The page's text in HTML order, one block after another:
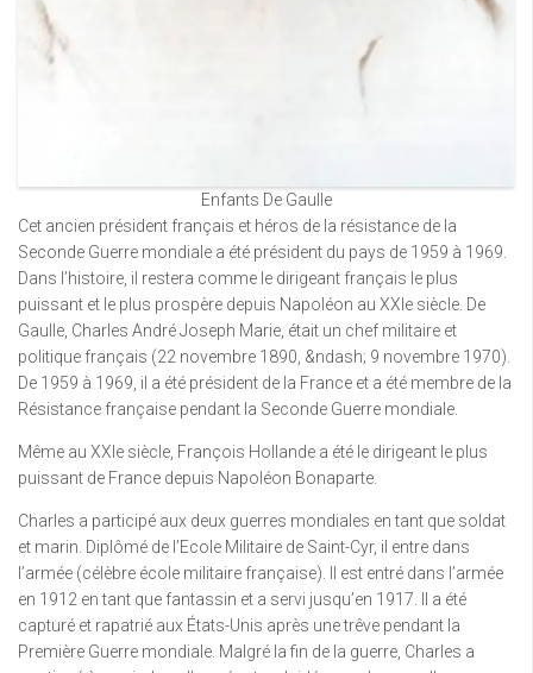
Enfants De Gaulle
Cet ancien président français et héros de la résistance de la
Seconde Guerre mondiale a été président du pays de 1959 à 1969.
Dans l’histoire, il restera comme le dirigeant français le plus
puissant et le plus prospère depuis Napoléon au XXIe siècle. De
Gaulle, Charles André Joseph Marie, était un chef militaire et
politique français (22 novembre 1890, &ndash; 9 novembre 1970).
De 1959 à 1969, il a été président de la France et a été membre de la
Résistance française pendant la Seconde Guerre mondiale.
Même au XXIe siècle, François Hollande a été le dirigeant le plus
puissant de France depuis Napoléon Bonaparte.
Charles a participé aux deux guerres mondiales en tant que soldat
et marin. Diplômé de l’Ecole Militaire de Saint-Cyr, il entre dans
l’armée (célèbre école militaire française). Il est entré dans l’armée
en 1912 en tant que fantassin et a servi jusqu’en 1917. Il a été
capturé et rapatrié aux États-Unis après une trêve pendant la
Première Guerre mondiale. Malgré la fin de la guerre, Charles a